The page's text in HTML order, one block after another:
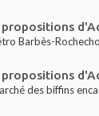
Barbès-
des biffins